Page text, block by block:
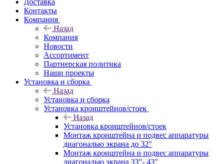
Доставка
Контакты
Компания
Назад
Компания
Новости
Ассортимент
Партнерская политика
Наши проекты
Установка и сборка
Назад
Установка и сборка
Установка кронштейнов/стоек
Назад
Установка кронштейнов/стоек
Монтаж кронштейна и подвес аппаратуры
диагональю экрана до 32"
Монтаж кронштейна и подвес аппаратуры
диагональю экрана 33"- 43"